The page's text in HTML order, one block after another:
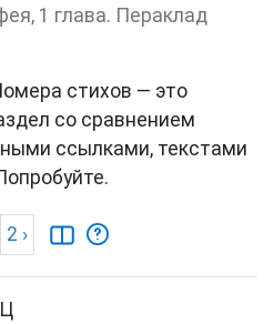
1 глава. Пераклад
стихов — это
со сравнением
ссылками, текстами
2 ›